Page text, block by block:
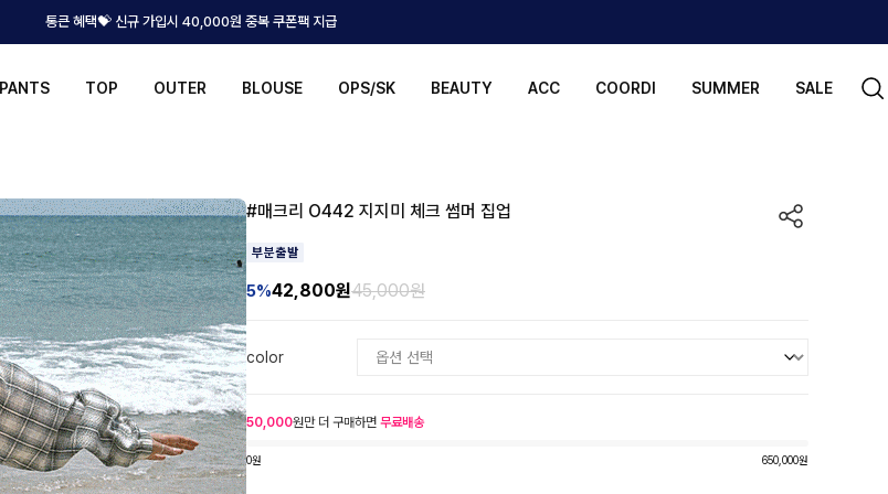
통큰 혜택💝 신규 가입시 40,000원 중복 쿠폰팩 지급
PANTS TOP OUTER BLOUSE OPS/SK BEAUTY ACC COORDI SUMMER SALE
#매크리 O442 지지미 체크 썸머 집업
5%42,800원45,000원
color
50,000원만 더 구매하면 무료배송
0원 650,000원